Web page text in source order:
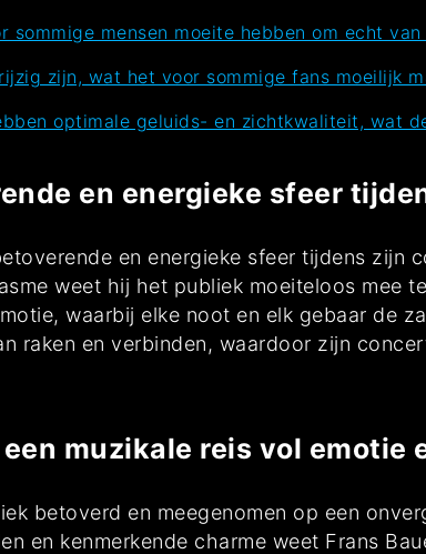
mensen moeite hebben om echt
zijn, wat het voor sommige fans moeilijk
optimale geluids- en zichtkwaliteit, wat
en energieke sfeer
en energieke sfeer tijdens zijn
weet hij het publiek moeiteloos mee
waarbij elke noot en elk gebaar de
raken en verbinden, waardoor zijn
muzikale reis vol emotie
betoverd en meegenomen op een
en kenmerkende charme weet Frans